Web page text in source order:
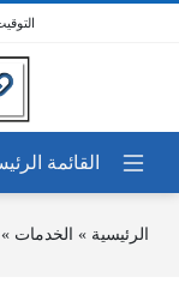
الرئيسية » الخدمات »